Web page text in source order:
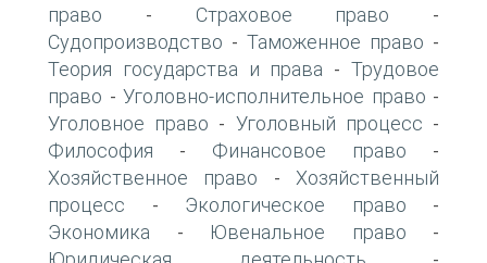
право - Страховое право -
Судопроизводство - Таможенное право -
Теория государства и права -Трудовое
право - Уголовно-исполнительное право -
Уголовное право - Уголовный процесс -
Философия - Финансовое право -
Хозяйственное право - Хозяйственный
процесс - Экологическое право -
Экономика - Ювенальное право -